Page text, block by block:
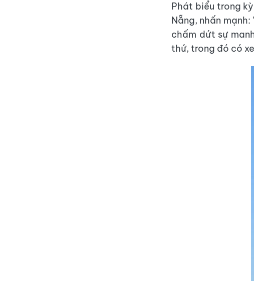
Phát biểu trong
Nẵng, nhấn
chấm dứt sự
thứ, trong đó có